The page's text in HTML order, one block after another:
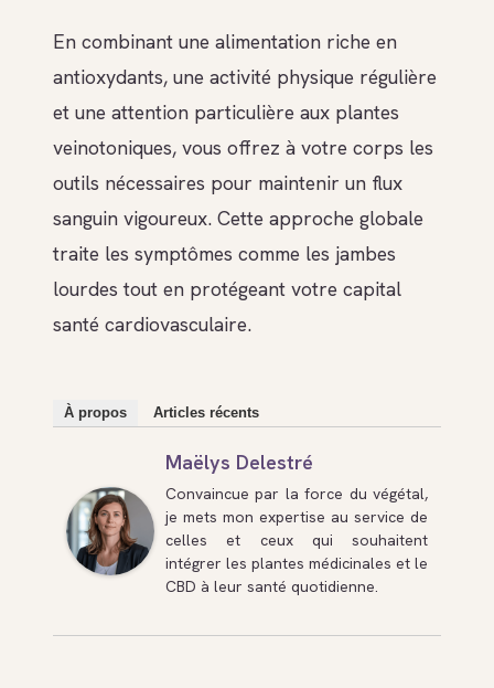
En combinant une alimentation riche en
antioxydants, une activité physique régulière
et une attention particulière aux plantes
veinotoniques, vous offrez à votre corps les
outils nécessaires pour maintenir un flux
sanguin vigoureux. Cette approche globale
traite les symptômes comme les jambes
lourdes tout en protégeant votre capital
santé cardiovasculaire.
À propos Articles récents
Maëlys Delestré
Convaincue par la force du végétal,
je mets mon expertise au service de
celles et ceux qui souhaitent
intégrer les plantes médicinales et le
CBD à leur santé quotidienne.